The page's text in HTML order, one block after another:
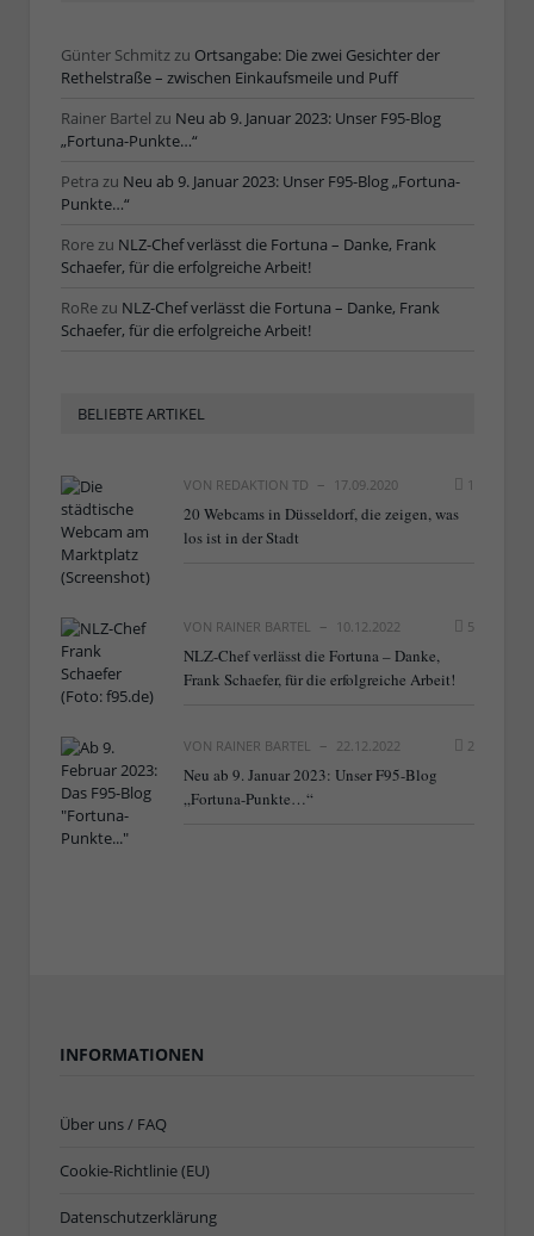
Günter Schmitzzu Ortsangabe: Die zwei Gesichter der
Rethelstraße – zwischen Einkaufsmeile und Puff
Rainer Bartel zu Neu ab 9. Januar 2023: Unser F95-Blog
„Fortuna-Punkte…“
Petra zu Neu ab 9. Januar 2023: Unser F95-Blog „Fortuna-
Punkte…“
Rorezu NLZ-Chef verlässt die Fortuna – Danke, Frank
Schaefer, für die erfolgreiche Arbeit!
RoRezu NLZ-Chef verlässt die Fortuna – Danke, Frank
Schaefer, für die erfolgreiche Arbeit!
BELIEBTE ARTIKEL
VON REDAKTION TD 17.09.2020 1
20 Webcams in Düsseldorf, die zeigen, was
los ist in der Stadt
VON RAINER BARTEL 10.12.2022 5
NLZ-Chef verlässt die Fortuna – Danke,
Frank Schaefer, für die erfolgreiche Arbeit!
VON RAINER BARTEL 22.12.2022 2
Neu ab 9. Januar 2023: Unser F95-Blog
„Fortuna-Punkte…“
INFORMATIONEN
Über uns / FAQ
Cookie-Richtlinie (EU)
Datenschutzerklärung